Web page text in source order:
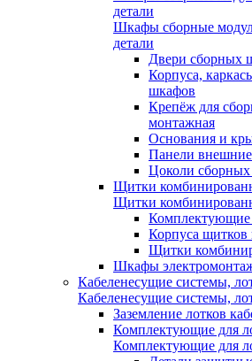
детали
Шкафы сборные
детали
Двери сборных
Корпуса,
шкафов
Крепёж для
монтажная
Основания и
Панели
Цоколи
Щитки
Щитки
Комплектующие
Корпуса
Щитки
Шкафы
Кабеленесущие системы,
Кабеленесущие системы,
Заземление лотков
Комплектующие для
Комплектующие для